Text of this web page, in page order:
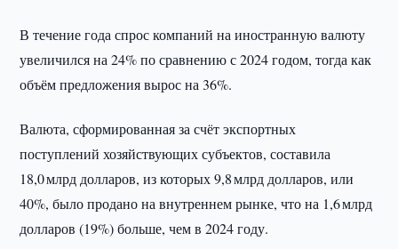
В течение года спрос компаний на иностранную валюту
увеличился на 24% по сравнению с 2024 годом, тогда как
объём предложения вырос на 36%.
Валюта, сформированная за счёт экспортных
поступлений хозяйствующих субъектов, составила
18,0 млрд долларов, из которых 9,8 млрд долларов, или
40%, было продано на внутреннем рынке, что на 1,6 млрд
долларов (19%) больше, чем в 2024 году.